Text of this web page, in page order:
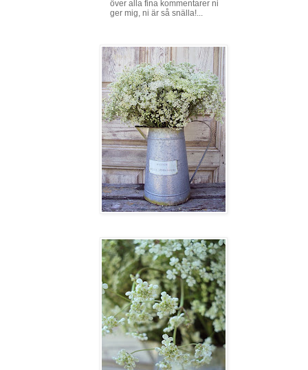
över alla fina kommentarer ni
ger mig, ni är så snälla!...